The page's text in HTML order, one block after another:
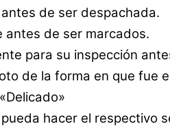
de ser despachada.
antes de ser marcados.
para su inspección
de la forma en que fue
hacer el respectivo